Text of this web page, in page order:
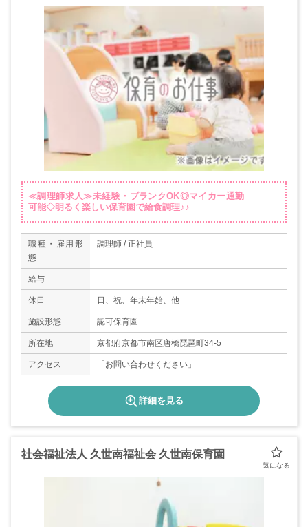
≪調理師求人≫未経験・ブランクOK◎マイカー通勤
可能◇明るく楽しい保育園で給食調理♪♪
職種・雇用形
態
調理師 / 正社員
給与
休日 日、祝、年末年始、他
施設形態 認可保育園
所在地 京都府京都市南区唐橋琵琶町34-5
アクセス 「お問い合わせください」
詳細を見る
社会福祉法人 久世南福祉会 久世南保育園